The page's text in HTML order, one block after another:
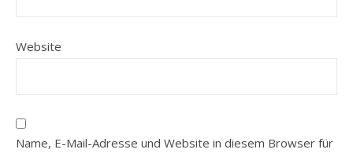
Website
Name, E-Mail-Adresse und Website in diesem Browser für